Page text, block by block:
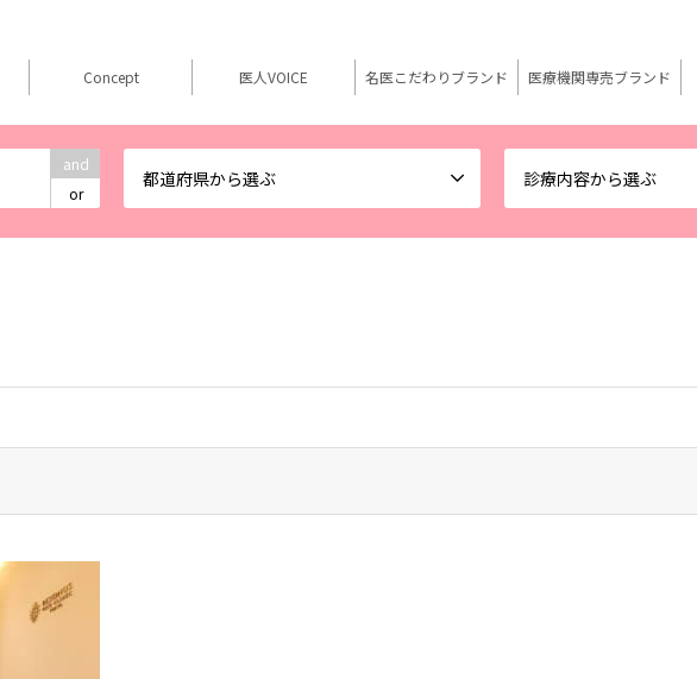
and
or
都道府県から選ぶ 診療内容から選ぶ
Concept 医人VOICE 名医こだわりブランド 医療機関専売ブランド